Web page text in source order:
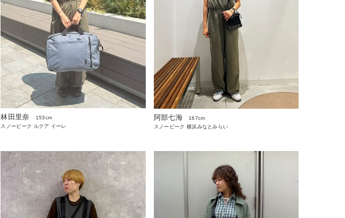
林田里奈
153cm
スノーピーク ルクア イーレ
阿部七海
167cm
スノーピーク 横浜みなとみらい